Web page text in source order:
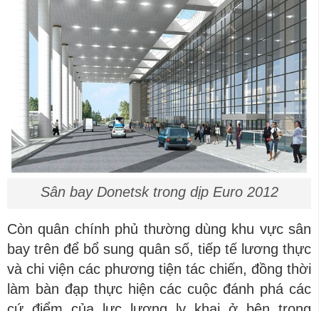
Sân bay Donetsk trong dịp Euro 2012
Còn quân chính phủ thường dùng khu vực sân
bay trên để bổ sung quân số, tiếp tế lương thực
và chi viện các phương tiện tác chiến, đồng thời
làm bàn đạp thực hiện các cuộc đánh phá các